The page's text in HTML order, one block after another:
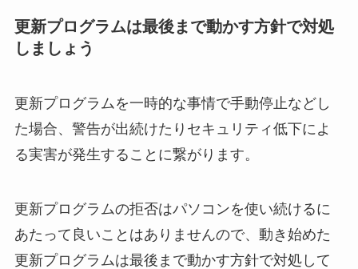
更新プログラムは最後まで動かす方針で対処
しましょう
更新プログラムを一時的な事情で手動停止などし
た場合、警告が出続けたりセキュリティ低下によ
る実害が発生することに繋がります。
更新プログラムの拒否はパソコンを使い続けるに
あたって良いことはありませんので、動き始めた
更新プログラムは最後まで動かす方針で対処して